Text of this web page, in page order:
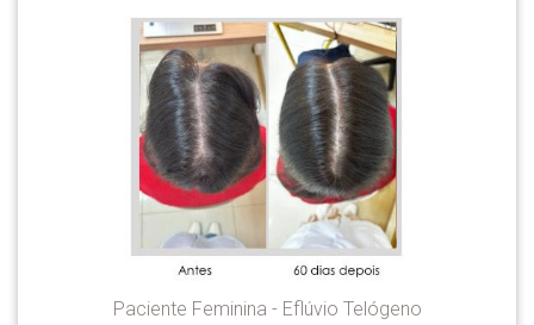
Paciente Feminina - Eflúvio Telógeno